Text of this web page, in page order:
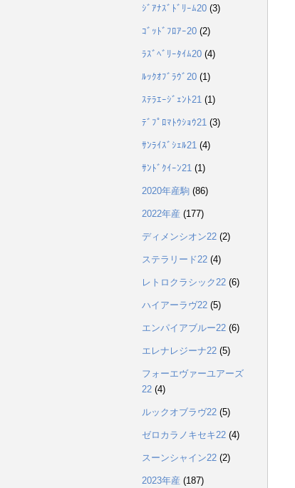
ｼﾞｱﾅｽﾞﾄﾞﾘｰﾑ20 (3)
ｺﾞｯﾄﾞﾌﾛｱｰ20 (2)
ﾗｽﾞﾍﾞﾘｰﾀｲﾑ20 (4)
ﾙｯｸｵﾌﾞﾗｳﾞ20 (1)
ｽﾃﾗｴｰｼﾞｪﾝﾄ21 (1)
ﾃﾞﾌﾟﾛﾏﾄｳｼｮｳ21 (3)
ｻﾝﾗｲｽﾞｼｪﾙ21 (4)
ｻﾝﾄﾞｸｲｰﾝ21 (1)
2020年産駒 (86)
2022年産 (177)
ディメンシオン22 (2)
ステラリード22 (4)
レトロクラシック22 (6)
ハイアーラヴ22 (5)
エンパイアブルー22 (6)
エレナレジーナ22 (5)
フォーエヴァーユアーズ
22 (4)
ルックオブラヴ22 (5)
ゼロカラノキセキ22 (4)
スーンシャイン22 (2)
2023年産 (187)